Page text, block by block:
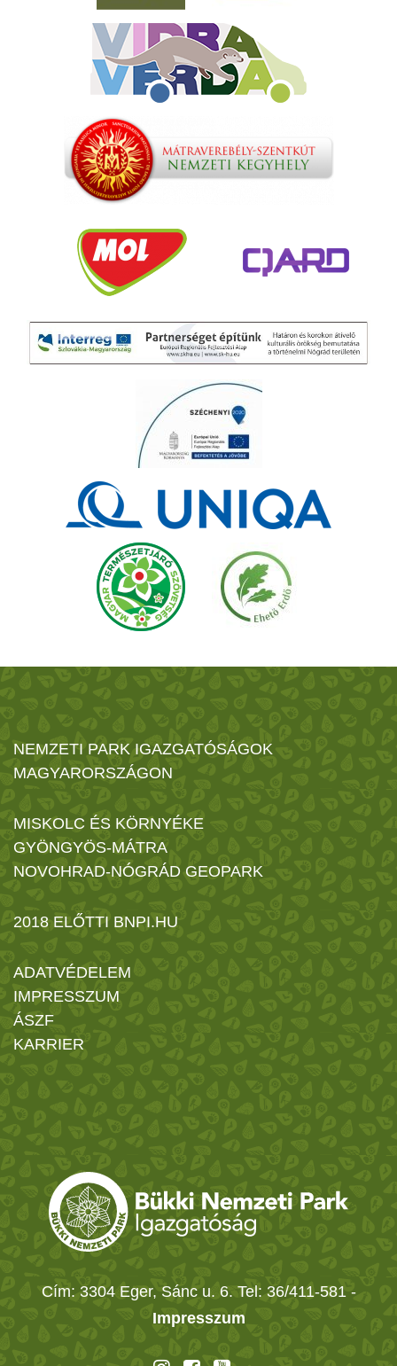
NEMZETI PARK IGAZGATÓSÁGOK
MAGYARORSZÁGON
MISKOLC ÉS KÖRNYÉKE
GYÖNGYÖS-MÁTRA
NOVOHRAD-NÓGRÁD GEOPARK
2018 ELŐTTI BNPI.HU
ADATVÉDELEM
IMPRESSZUM
ÁSZF
KARRIER
Cím: 3304 Eger, Sánc u. 6. Tel: 36/411-581 -
Impresszum